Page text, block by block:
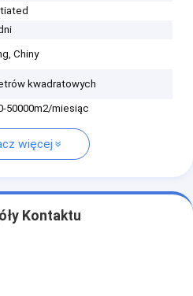
Chiny
kwadratowych
50000m2/miesiąc
więcej
Kontaktu